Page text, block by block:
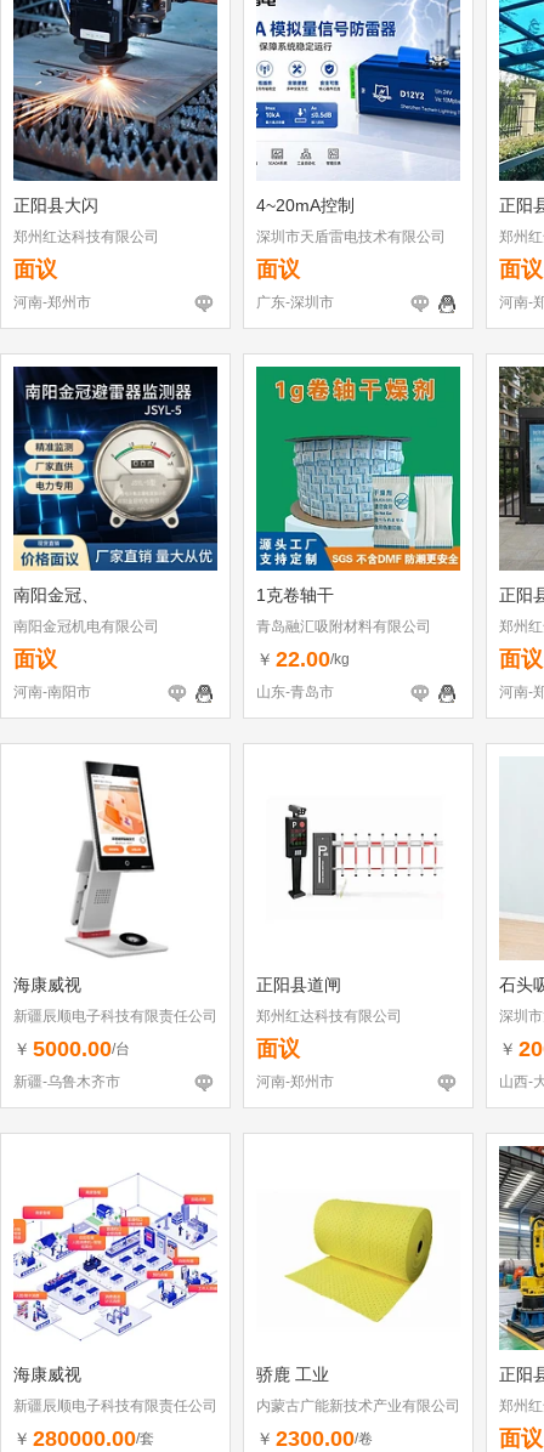
正阳县大闪
郑州红达科技有限公司
面议
河南-郑州市
4~20mA控制
深圳市天盾雷电技术有限公司
面议
广东-深圳市
正阳
郑州
面议
河南-
南阳金冠、
南阳金冠机电有限公司
面议
河南-南阳市
1克卷轴干
青岛融汇吸附材料有限公司
￥ 22.00/kg
山东-青岛市
正阳
郑州
面议
河南-
海康威视
新疆辰顺电子科技有限责任公司
￥ 5000.00/台
新疆-乌鲁木齐市
正阳县道闸
郑州红达科技有限公司
面议
河南-郑州市
石头
深圳
（个
￥
山西-
海康威视
新疆辰顺电子科技有限责任公司
￥ 280000.00/套
骄鹿 工业
内蒙古广能新技术产业有限公司
￥ 2300.00/卷
正阳
郑州
面议